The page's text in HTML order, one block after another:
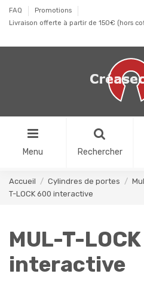
FAQ
Promotions
Livraison offerte à partir de 150€ (hors
Menu Rechercher
Accueil Cylindres de portes
T-LOCK 600 interactive
MUL-T-
interactive